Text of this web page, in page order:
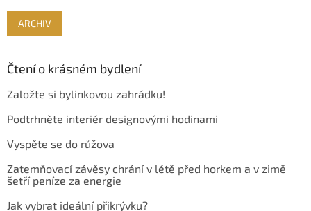
ARCHIV
Čtení o krásném bydlení
Založte si bylinkovou zahrádku!
Podtrhněte interiér designovými hodinami
Vyspěte se do růžova
Zatemňovací závěsy chrání v létě před horkem a v zimě
šetří peníze za energie
Jak vybrat ideální přikrývku?